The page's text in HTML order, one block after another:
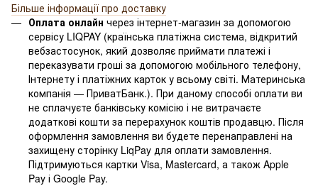
Більше інформації про доставку
Оплата онлайн через інтернет-магазин за допомогою
сервісу LIQPAY (країнська платіжна система, відкритий
вебзастосунок, який дозволяє приймати платежі і
переказувати гроші за допомогою мобільного телефону,
Інтернету і платіжних карток у всьому світі. Материнська
компанія — ПриватБанк.). При даному способі оплати ви
не сплачуєте банківську комісію і не витрачаєте
додаткові кошти за перерахунок коштів продавцю. Після
оформлення замовлення ви будете перенаправлені на
захищену сторінку LiqPay для оплати замовлення.
Підтримуються картки Visa, Mastercard, а також Apple
Pay і Google Pay.